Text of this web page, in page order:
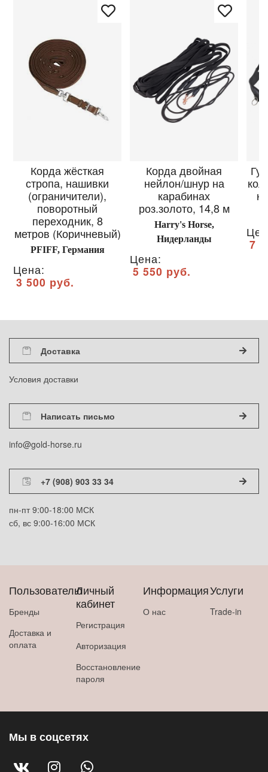
Корда жёсткая
стропа, нашивки
(ограничители),
поворотный
переходник, 8
метров (Коричневый)
PFIFF, Германия
Цена:
3 500 руб.
Корда двойная
нейлон/шнур на
карабинах
роз.золото, 14,8 м
Harry's Horse,
Нидерланды
Цена:
5 550 руб.
7
Доставка
Условия доставки
Написать письмо
info@gold-horse.ru
+7 (908) 903 33 34
пн-пт 9:00-18:00 МСК
сб, вс 9:00-16:00 МСК
Пользователю
Бренды
Доставка и
оплата
Личный
кабинет
Регистрация
Авторизация
Восстановление
пароля
Информация
О нас
Услуги
Trade-in
Мы в соцсетях